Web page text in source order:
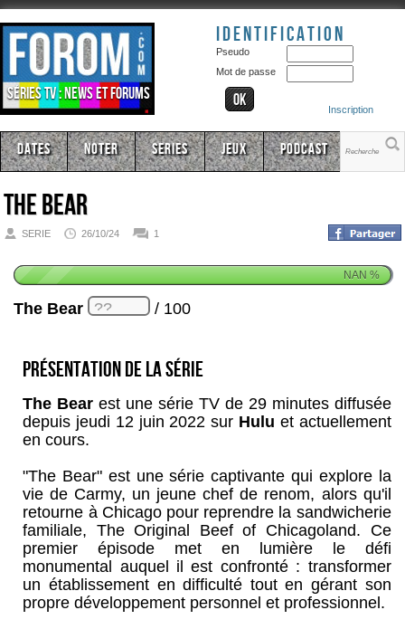
Séries TV : news et forums
Identification
Pseudo
Mot de passe
Inscription
Dates Noter Series Jeux Podcast
The Bear
SERIE 26/10/24 1
NAN%
The Bear / 100
Présentation de la série
The Bear est une série TV de 29 minutes diffusée
depuis jeudi 12 juin 2022 sur Hulu et actuellement
en cours.
"The Bear" est une série captivante qui explore la
vie de Carmy, un jeune chef de renom, alors qu'il
retourne à Chicago pour reprendre la sandwicherie
familiale, The Original Beef of Chicagoland. Ce
premier épisode met en lumière le défi
monumental auquel il est confronté : transformer
un établissement en difficulté tout en gérant son
propre développement personnel et professionnel.